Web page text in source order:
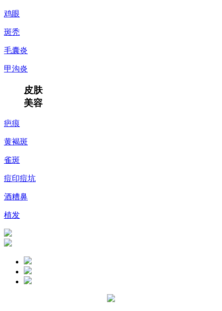
鸡眼
斑秃
毛囊炎
甲沟炎
皮肤
美容
疤痕
黄褐斑
雀斑
痘印痘坑
酒糟鼻
植发